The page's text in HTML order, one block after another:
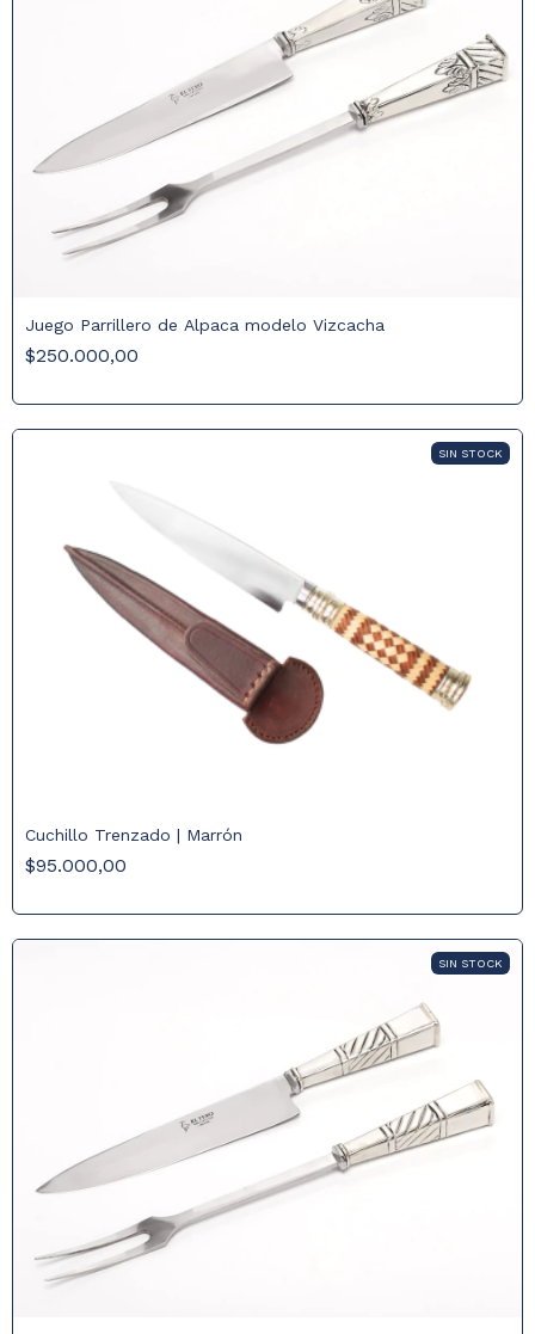
Juego Parrillero de Alpaca modelo Vizcacha
$250.000,00
SIN STOCK
Cuchillo Trenzado | Marrón
$95.000,00
SIN STOCK